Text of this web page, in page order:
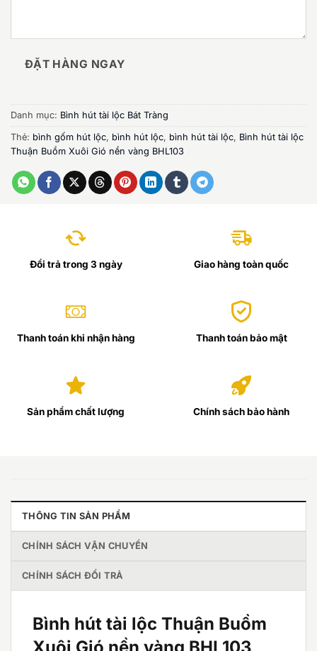
ĐẶT HÀNG NGAY
Danh mục: Bình hút tài lộc Bát Tràng
Thẻ: bình gốm hút lộc, bình hút lộc, bình hút tài lộc, Bình hút tài lộc
Thuận Buồm Xuôi Gió nền vàng BHL103
Đổi trả trong 3 ngày Giao hàng toàn quốc
Thanh toán khi nhận hàng Thanh toán bảo mật
Sản phẩm chất lượng Chính sách bảo hành
THÔNG TIN SẢN PHẨM
CHÍNH SÁCH VẬN CHUYỂN
CHÍNH SÁCH ĐỔI TRẢ
Bình hút tài lộc Thuận Buồm
Xuôi Gió nền vàng BHL103